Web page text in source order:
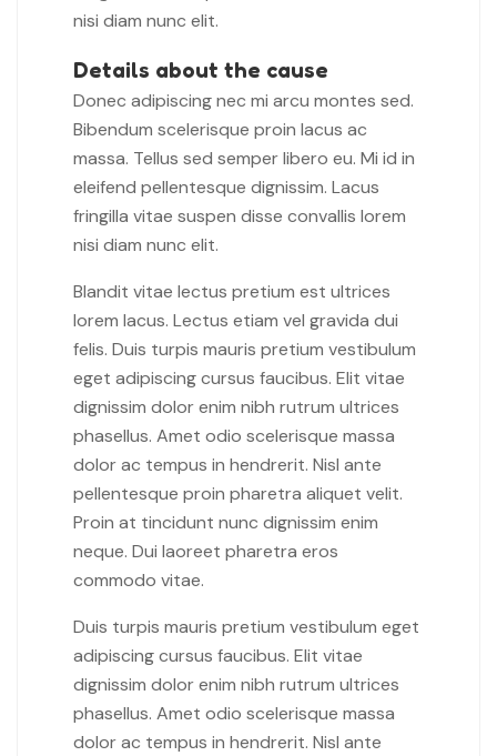
nisi diam nunc elit.
Details about the cause
Donec adipiscing nec mi arcu montes sed.
Bibendum scelerisque proin lacus ac
massa. Tellus sed semper libero eu. Mi id in
eleifend pellentesque dignissim. Lacus
fringilla vitae suspen disse convallis lorem
nisi diam nunc elit.
Blandit vitae lectus pretium est ultrices
lorem lacus. Lectus etiam vel gravida dui
felis. Duis turpis mauris pretium vestibulum
eget adipiscing cursus faucibus. Elit vitae
dignissim dolor enim nibh rutrum ultrices
phasellus. Amet odio scelerisque massa
dolor ac tempus in hendrerit. Nisl ante
pellentesque proin pharetra aliquet velit.
Proin at tincidunt nunc dignissim enim
neque. Dui laoreet pharetra eros
commodo vitae.
Duis turpis mauris pretium vestibulum eget
adipiscing cursus faucibus. Elit vitae
dignissim dolor enim nibh rutrum ultrices
phasellus. Amet odio scelerisque massa
dolor ac tempus in hendrerit. Nisl ante